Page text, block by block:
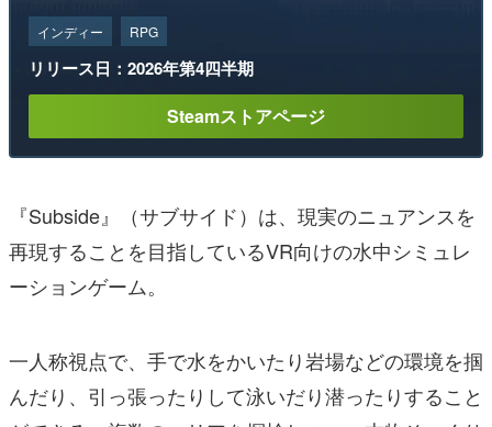
インディー RPG
リリース日：2026年第4四半期
Steamストアページ
『Subside』（サブサイド）は、現実のニュアンスを
再現することを目指しているVR向けの水中シミュレ
ーションゲーム。
一人称視点で、手で水をかいたり岩場などの環境を掴
んだり、引っ張ったりして泳いだり潜ったりすること